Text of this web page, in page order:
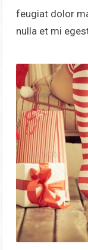
feugiat dolor
nulla et mi